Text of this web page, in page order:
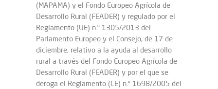
(MAPAMA) y el Fondo Europeo Agrícola de
Desarrollo Rural (FEADER) y regulado por el
Reglamento (UE) n.º 1305/2013 del
Parlamento Europeo y el Consejo, de 17 de
diciembre, relativo a la ayuda al desarrollo
rural a través del Fondo Europeo Agrícola de
Desarrollo Rural (FEADER) y por el que se
deroga el Reglamento (CE) n.º 1698/2005 del